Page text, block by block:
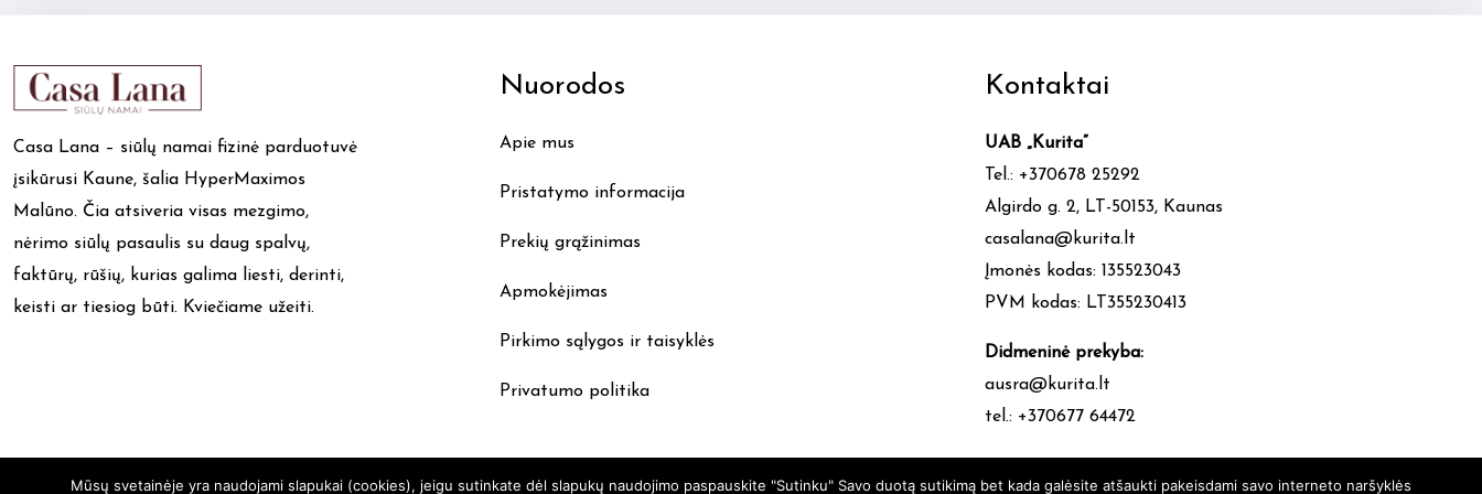
may
product
Casa Lana – siūlų namai fizinė parduotuvė
įsikūrusi Kaune, šalia HyperMaximos
Malūno. Čia atsiveria visas mezgimo,
nėrimo siūlų pasaulis su daug spalvų,
faktūrų, rūšių, kurias galima liesti, derinti,
keisti ar tiesiog būti. Kviečiame užeiti.
Nuorodos
Apie mus
Pristatymo informacija
Prekių grąžinimas
Apmokėjimas
Pirkimo sąlygos ir taisyklės
Privatumo politika
Kontaktai
UAB „Kurita”
Tel.: +370678 25292
Algirdo g. 2, LT-50153, Kaunas
casalana@kurita.lt
Įmonės kodas: 135523043
PVM kodas: LT355230413
Didmeninė prekyba:
ausra@kurita.lt
tel.: +370677 64472
Mūsų svetainėje yra naudojami slapukai (cookies), jeigu sutinkate dėl slapukų naudojimo paspauskite "Sutinku" Savo duotą sutikimą bet kada galėsite atšaukti pakeisdami savo interneto naršyklės